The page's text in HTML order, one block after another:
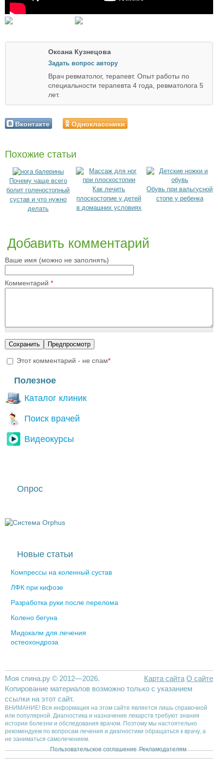
Оксана Кузнецова
Задать вопрос автору
Врач ревматолог, терапевт. Опыт работы по
специальности терапевта 4 года, ревматолога 5
лет.
Вконтакте Одноклассники
Похожие статьи
Почему чаще всего
болит голеностопный
сустав и что нужно
делать
Как лечить
плоскостопие у детей
в домашних условиях
Обувь при вальгусной
стопе у ребенка
Добавить комментарий
Ваше имя (можно не заполнять)
Комментарий *
Этот комментарий - не спам*
Полезное
Каталог клиник
Поиск врачей
Видеокурсы
Опрос
Новые статьи
Компрессы на коленный сустав
ЛФК при кифозе
Разработка руки после перелома
Колено бегуна
Мидокалм для лечения
остеохондроза
Карта сайта О сайте
Моя спина.ру © 2012—2026.
Копирование материалов возможно только с указанием
ссылки на этот сайт.
ВНИМАНИЕ! Вся информация на этом сайте является лишь справочной
или популярной. Диагностика и назначение лекарств требуют знания
истории болезни и обследования врачом. Поэтому мы настоятельно
рекомендуем по вопросам лечения и диагностики обращаться к врачу, а
не заниматься самолечением.
Пользовательское соглашение Рекламодателям